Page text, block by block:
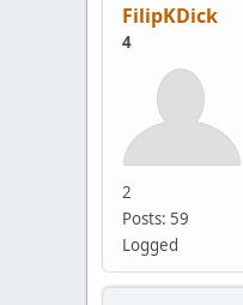
FilipKDick
4
2
Posts: 59
Logged